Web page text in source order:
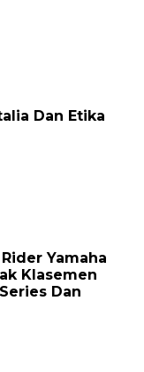
Dan Etika
Yamaha
Klasemen
Dan